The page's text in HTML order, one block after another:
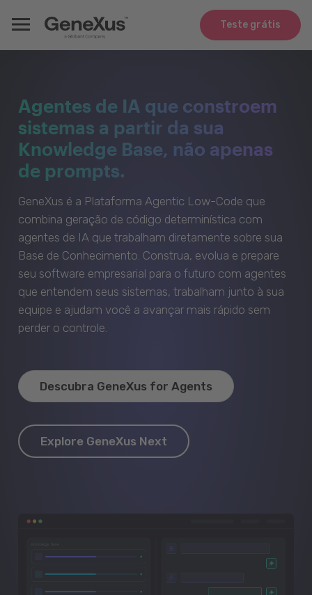
Teste grátis
Agentes de IA que constroem
sistemas a partir da sua
Knowledge Base, não apenas
de prompts.
GeneXus é a Plataforma Agentic Low-Code que
combina geração de código determinística com
agentes de IA que trabalham diretamente sobre sua
Base de Conhecimento. Construa, evolua e prepare
seu software empresarial para o futuro com agentes
que entendem seus sistemas, trabalham junto à sua
equipe e ajudam você a avançar mais rápido sem
perder o controle.
Descubra GeneXus for Agents
Explore GeneXus Next